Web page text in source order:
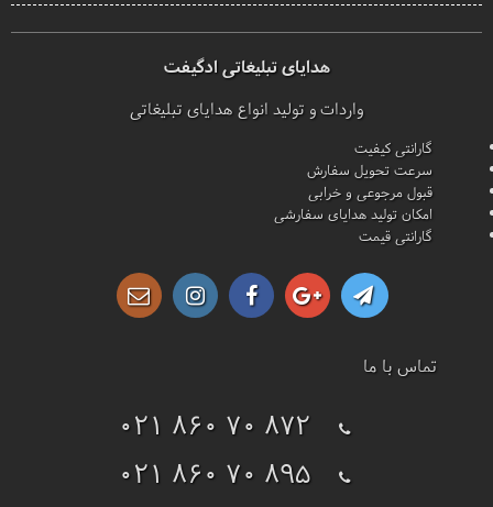
هدایای تبلیغاتی ادگیفت
واردات و تولید انواع هدایای تبلیغاتی
گارانتی کیفیت
سرعت تحویل سفارش
قبول مرجوعی و خرابی
امکان تولید هدایای سفارشی
گارانتی قیمت
تماس با ما
021 860 70 872
021 860 70 895